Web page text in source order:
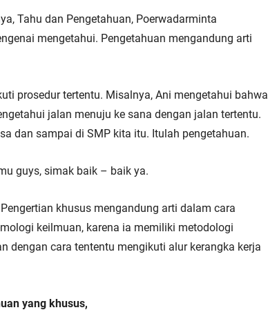
Tahu dan Pengetahuan, Poerwadarminta
mengetahui. Pengetahuan mengandung arti
prosedur tertentu. Misalnya, Ani mengetahui bahwa
jalan menuju ke sana dengan jalan tertentu.
dan sampai di SMP kita itu. Itulah pengetahuan.
guys, simak baik – baik ya.
khusus mengandung arti dalam cara
keilmuan, karena ia memiliki metodologi
dengan cara tententu mengikuti alur kerangka kerja
yang khusus,